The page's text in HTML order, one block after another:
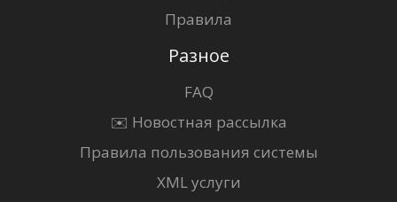
Правила
Разное
FAQ
✉️ Новостная рассылка
Правила пользования системы
XML услуги